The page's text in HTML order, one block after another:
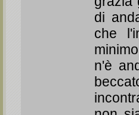
di
che
n'è